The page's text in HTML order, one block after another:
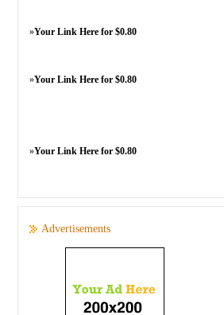
»Your Link Here for $0.80
»Your Link Here for $0.80
»Your Link Here for $0.80
Advertisements